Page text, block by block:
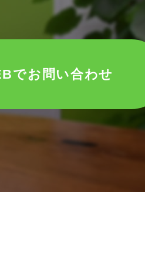
でお問い合わせ